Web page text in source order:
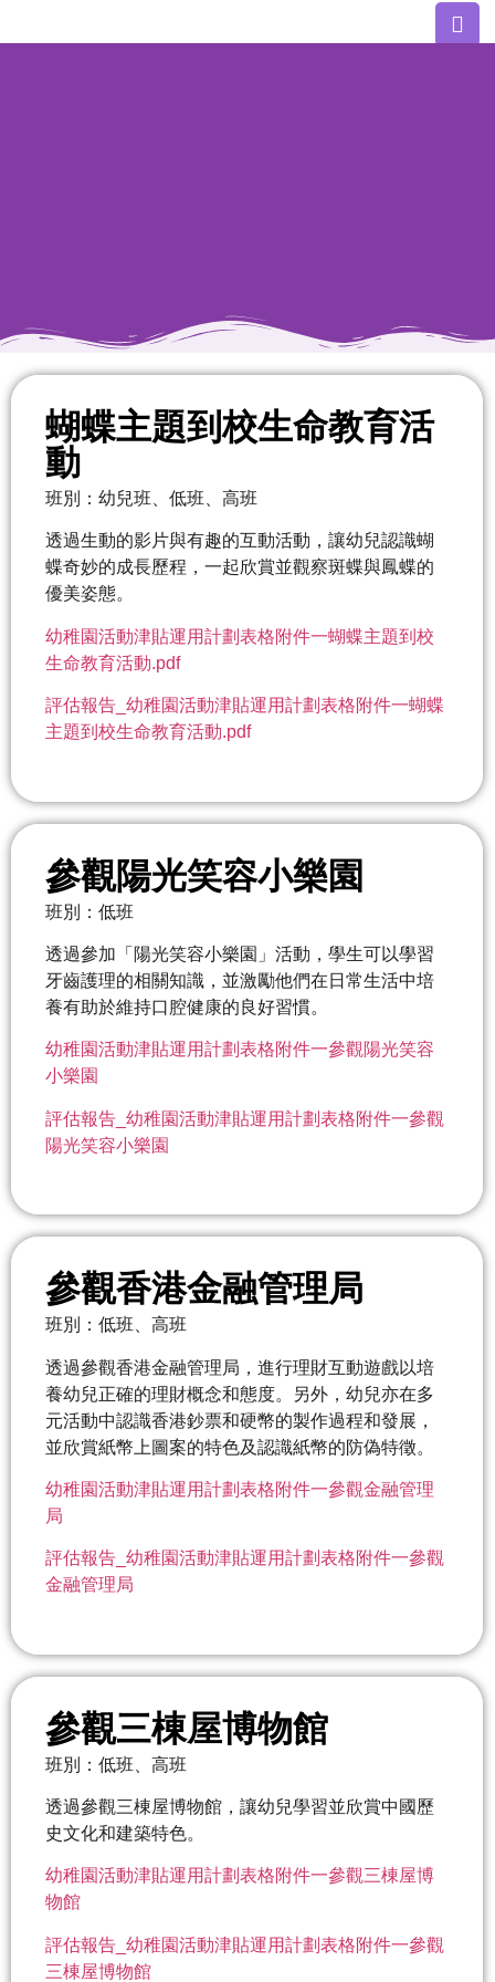
學習活動天地
蝴蝶主題到校生命教育活
動
班別：幼兒班、低班、高班
透過生動的影片與有趣的互動活動，讓幼兒認識蝴
蝶奇妙的成長歷程，一起欣賞並觀察斑蝶與鳳蝶的
優美姿態。
幼稚園活動津貼運用計劃表格附件一蝴蝶主題到校
生命教育活動.pdf
評估報告_幼稚園活動津貼運用計劃表格附件一蝴蝶
主題到校生命教育活動.pdf
參觀陽光笑容小樂園
班別：低班
透過參加「陽光笑容小樂園」活動，學生可以學習
牙齒護理的相關知識，並激勵他們在日常生活中培
養有助於維持口腔健康的良好習慣。
幼稚園活動津貼運用計劃表格附件一參觀陽光笑容
小樂園
評估報告_幼稚園活動津貼運用計劃表格附件一參觀
陽光笑容小樂園
參觀香港金融管理局
班別：低班、高班
透過參觀香港金融管理局，進行理財互動遊戲以培
養幼兒正確的理財概念和態度。另外，幼兒亦在多
元活動中認識香港鈔票和硬幣的製作過程和發展，
並欣賞紙幣上圖案的特色及認識紙幣的防偽特徵。
幼稚園活動津貼運用計劃表格附件一參觀金融管理
局
評估報告_幼稚園活動津貼運用計劃表格附件一參觀
金融管理局
參觀三棟屋博物館
班別：低班、高班
透過參觀三棟屋博物館，讓幼兒學習並欣賞中國歷
史文化和建築特色。
幼稚園活動津貼運用計劃表格附件一參觀三棟屋博
物館
評估報告_幼稚園活動津貼運用計劃表格附件一參觀
三棟屋博物館